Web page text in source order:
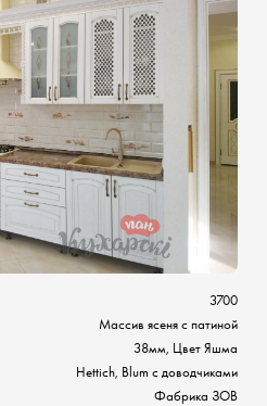
3700
Массив ясеня с патиной
38мм, Цвет Яшма
Hettich, Blum с доводчиками
Фабрика ЗОВ